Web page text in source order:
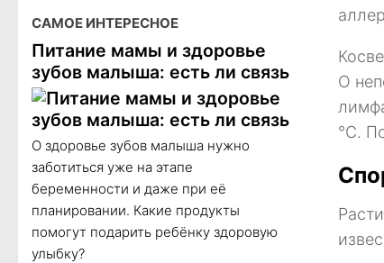
О
°С.
САМОЕ ИНТЕРЕСНОЕ
Питание мамы и здоровье
зубов малыша: есть ли связь
О здоровье зубов малыша нужно
заботиться уже на этапе
беременности и даже при её
планировании. Какие продукты
помогут подарить ребёнку здоровую
улыбку?